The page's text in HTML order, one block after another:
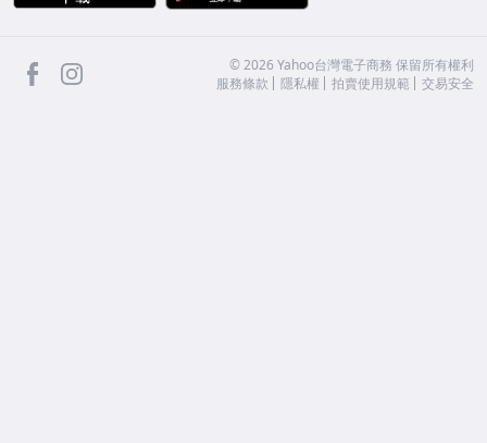
facebook ©2026 Yahoo台灣電子商務 保留所有權利
服務條款
隱私權 拍賣使用規範 交易安全